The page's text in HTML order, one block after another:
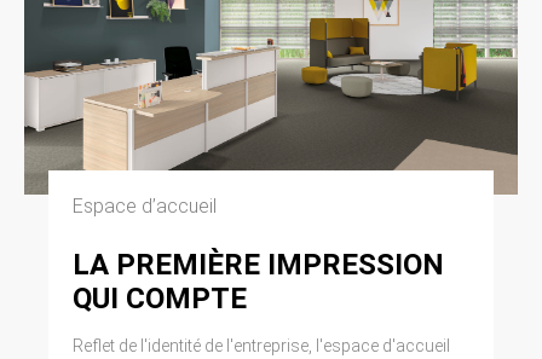
Espace d’accueil
LA PREMIÈRE IMPRESSION
QUI COMPTE
Reflet de l'identité de l'entreprise, l'espace d'accueil